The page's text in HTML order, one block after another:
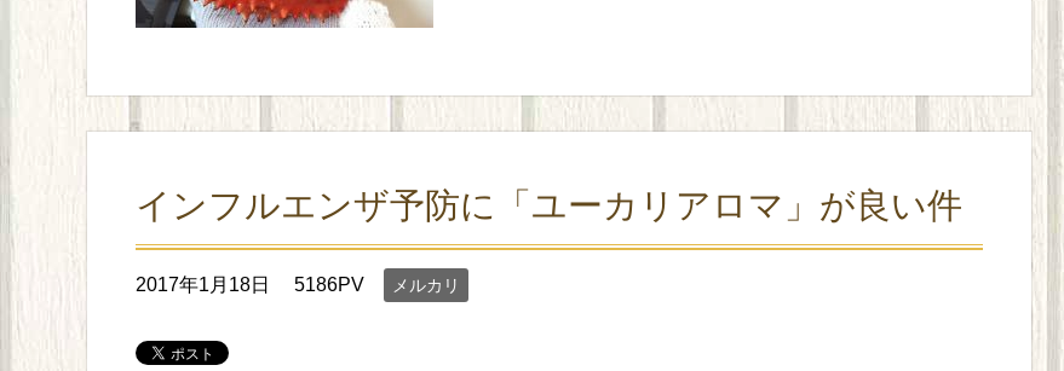
インフルエンザ予防に「ユーカリアロマ」が良い件
2017年1月18日 5186PV メルカリ